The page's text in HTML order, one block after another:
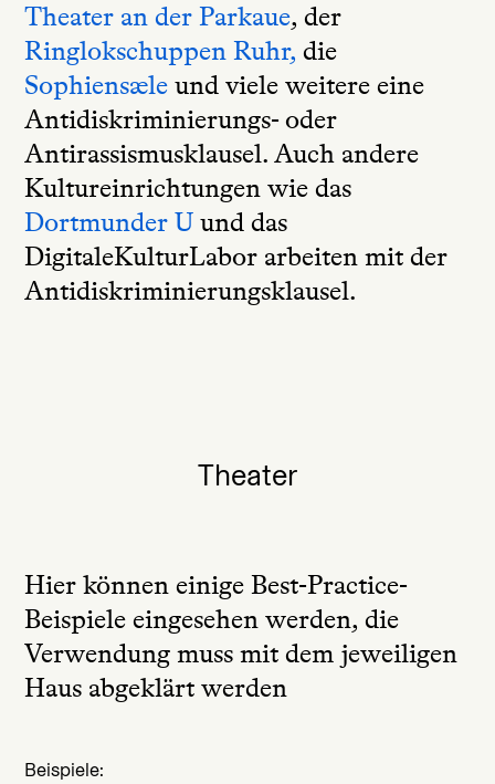
Theater an der Parkaue, der
Ringlokschuppen Ruhr, die
Sophiensæle und viele weitere eine
Antidiskriminierungs- oder
Antirassismusklausel. Auch andere
Kultureinrichtungen wie das
Dortmunder U und das
DigitaleKulturLabor arbeiten mit der
Antidiskriminierungsklausel.
Theater
Hier können einige Best-Practice-
Beispiele eingesehen werden, die
Verwendung muss mit dem jeweiligen
Haus abgeklärt werden
Beispiele: